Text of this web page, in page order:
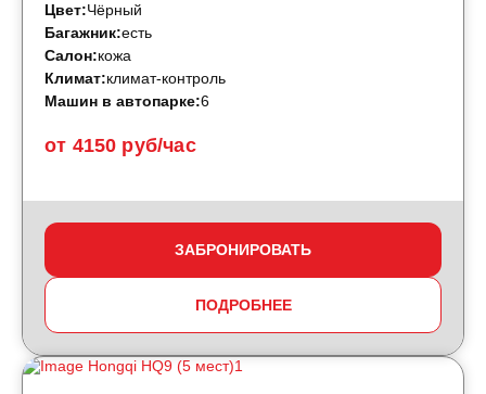
от 4150 руб/час
Цвет:Чёрный
Багажник:есть
Салон:кожа
Климат:климат-контроль
Машин в автопарке:6
ЗАБРОНИРОВАТЬ
ПОДРОБНЕЕ